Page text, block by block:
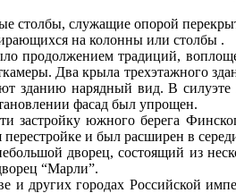
столбы, служащие опорой
на колонны или столбы .
продолжением традиций,
Два крыла трехэтажного
зданию нарядный вид. В
фасад был упрощен.
застройку южного берега
и был расширен в
дворец, состоящий из
“Марли”.
и других городах Российской